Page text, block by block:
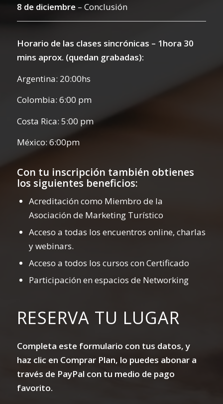
8 de diciembre – Conclusión
Horario de las clases sincrónicas – 1hora 30
mins aprox. (quedan grabadas):
Argentina: 20:00hs
Colombia: 6:00 pm
Costa Rica: 5:00 pm
México: 6:00pm
Con tu inscripción también obtienes
los siguientes beneficios:
Acreditación como Miembro de la
Asociación de Marketing Turístico
Acceso a todas los encuentros online, charlas
y webinars.
Acceso a todos los cursos con Certificado
Participación en espacios de Networking
RESERVA TU LUGAR
Completa este formulario con tus datos, y
haz clic en Comprar Plan, lo puedes abonar a
través de PayPal con tu medio de pago
favorito.